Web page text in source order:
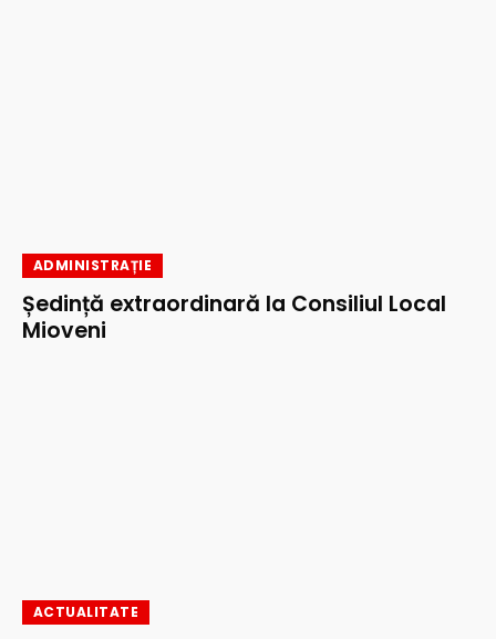
ADMINISTRAȚIE
Ședință extraordinară la Consiliul Local
Mioveni
ACTUALITATE